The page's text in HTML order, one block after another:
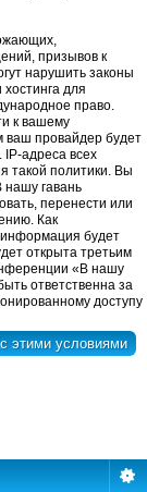
призывов к
нарушить законы
для
право.
к вашему
ваш провайдер будет
адреса всех
такой политики. Вы
нашу гавань
перенести или
Как
информация будет
открыта третьим
«В нашу
ответственна за
доступу